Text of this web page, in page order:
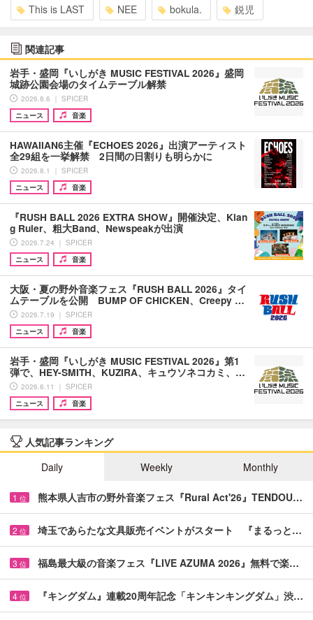
This is LAST NEE bokula. 鋭児
関連記事
岩手・盛岡『いしがき MUSIC FESTIVAL 2026』盛岡
城跡公園会場のタイムテーブル解禁
2026.8.6 ｜ SPICER
ニュース
音楽
HAWAIIAN6主催『ECHOES 2026』出演アーティスト
全29組を一挙解禁 2日間の日割りも明らかに
2026.8.1 ｜ SPICER
ニュース
音楽
『RUSH BALL 2026 EXTRA SHOW』開催決定、Klan
g Ruler、粗大Band、Newspeakが出演
2026.7.24 ｜ SPICER
ニュース
音楽
大阪・夏の野外音楽フェス『RUSH BALL 2026』タイ
ムテーブルを公開 BUMP OF CHICKEN、Creepy …
2026.7.19 ｜ SPICER
ニュース
音楽
岩手・盛岡『いしがき MUSIC FESTIVAL 2026』第1
弾で、HEY-SMITH、KUZIRA、キュウソネコカミ、…
2026.6.11 ｜ SPICER
ニュース
音楽
人気記事ランキング
Daily
Weekly Monthly
1 位 熊本県人吉市の野外音楽フェス『Rural Act'26』TENDOU…
2 位 埼玉であらたな文具販売イベントがスタート 『まるっと…
3 位 福島最大級の音楽フェス『LIVE AZUMA 2026』無料で楽…
4 位 『キングダム』連載20周年記念「キンキンキングダム」渋…